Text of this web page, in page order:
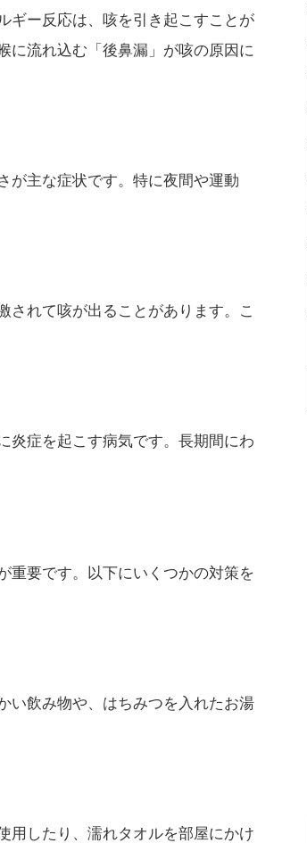
ギー反応は、咳を引き起こすことが
に流れ込む「後鼻漏」が咳の原因に
が主な症状です。特に夜間や運動
されて咳が出ることがあります。こ
炎症を起こす病気です。長期間にわ
重要です。以下にいくつかの対策を
い飲み物や、はちみつを入れたお湯
用したり、濡れタオルを部屋にかけ